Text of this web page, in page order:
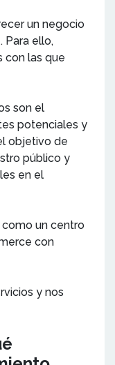
un negocio
Para ello,
con las que
son el
potenciales y
objetivo de
público y
en el
un centro
con
y nos